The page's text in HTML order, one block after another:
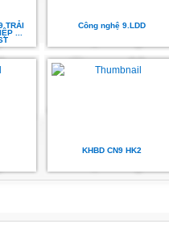
điện, thiết bị lấy điện trong gia đình.
toàn lớp
thiết bị đóng cắt mạch điện, thiết
kĩ thuật của cầu dao đóng cắt mạch
TRẢI
...
Công nghệ 9.LDD
KHBD CN9 HK2